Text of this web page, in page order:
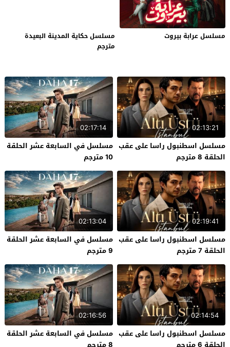
مسلسل عرابة بيروت
مسلسل حكاية المدينة البعيدة
مترجم
02:13:21
مسلسل اسطنبول راسا على عقب
الحلقة 8 مترجم
02:17:14
مسلسل في السابعة عشر الحلقة
10 مترجم
02:19:41
مسلسل اسطنبول راسا على عقب
الحلقة 7 مترجم
02:13:04
مسلسل في السابعة عشر الحلقة
9 مترجم
02:14:54
مسلسل اسطنبول راسا على عقب
02:16:56
مسلسل في السابعة عشر الحلقة